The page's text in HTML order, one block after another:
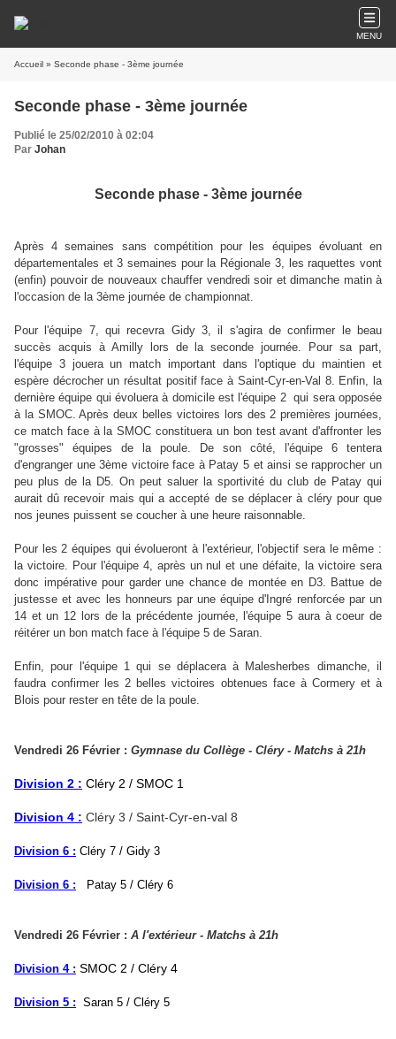
MENU
Accueil » Seconde phase - 3ème journée
Seconde phase - 3ème journée
Publié le 25/02/2010 à 02:04
Par Johan
Seconde phase - 3ème journée
Après 4 semaines sans compétition pour les équipes évoluant en
départementales et 3 semaines pour la Régionale 3, les raquettes vont
(enfin) pouvoir de nouveaux chauffer vendredi soir et dimanche matin à
l'occasion de la 3ème journée de championnat.
Pour l'équipe 7, qui recevra Gidy 3, il s'agira de confirmer le beau
succès acquis à Amilly lors de la seconde journée. Pour sa part,
l'équipe 3 jouera un match important dans l'optique du maintien et
espère décrocher un résultat positif face à Saint-Cyr-en-Val 8. Enfin, la
dernière équipe qui évoluera à domicile est l'équipe 2 qui sera opposée
à la SMOC. Après deux belles victoires lors des 2 premières journées,
ce match face à la SMOC constituera un bon test avant d'affronter les
"grosses" équipes de la poule.
De son côté, l'équipe 6 tentera
d'engranger une 3ème victoire face à Patay 5 et ainsi se rapprocher un
peu plus de la D5. On peut saluer la sportivité du club de Patay qui
aurait dû recevoir mais qui a accepté de se déplacer à cléry pour que
nos jeunes puissent se coucher à une heure raisonnable.
Pour les 2 équipes qui évolueront à l'extérieur, l'objectif sera le même :
la victoire. Pour l'équipe 4, après un nul et une défaite, la victoire sera
donc impérative pour garder une chance de montée en D3. Battue de
justesse et avec les honneurs par une équipe d'Ingré renforcée par un
14 et un 12 lors de la précédente journée, l'équipe 5 aura à coeur de
réitérer un bon match face à l'équipe 5 de Saran.
Enfin, pour l'équipe 1 qui se déplacera à Malesherbes dimanche, il
faudra confirmer les 2 belles victoires obtenues face à Cormery et à
Blois pour rester en tête de la poule.
Vendredi 26 Février : Gymnase du Collège - Cléry - Matchs à 21h
Division 2 : Cléry 2 / SMOC 1
Division 4 : Cléry 3 / Saint-Cyr-en-val 8
Division 6 : Cléry 7 / Gidy 3
Division 6 : Patay 5 / Cléry 6
Vendredi 26 Février : A l'extérieur - Matchs à 21h
Division 4 : SMOC 2 / Cléry 4
Division 5 : Saran 5 / Cléry 5